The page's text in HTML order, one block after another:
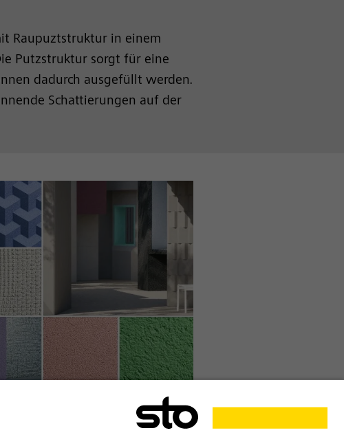
Raupuztstruktur in einem
Putzstruktur sorgt für eine
dadurch ausgefüllt werden.
Schattierungen auf der